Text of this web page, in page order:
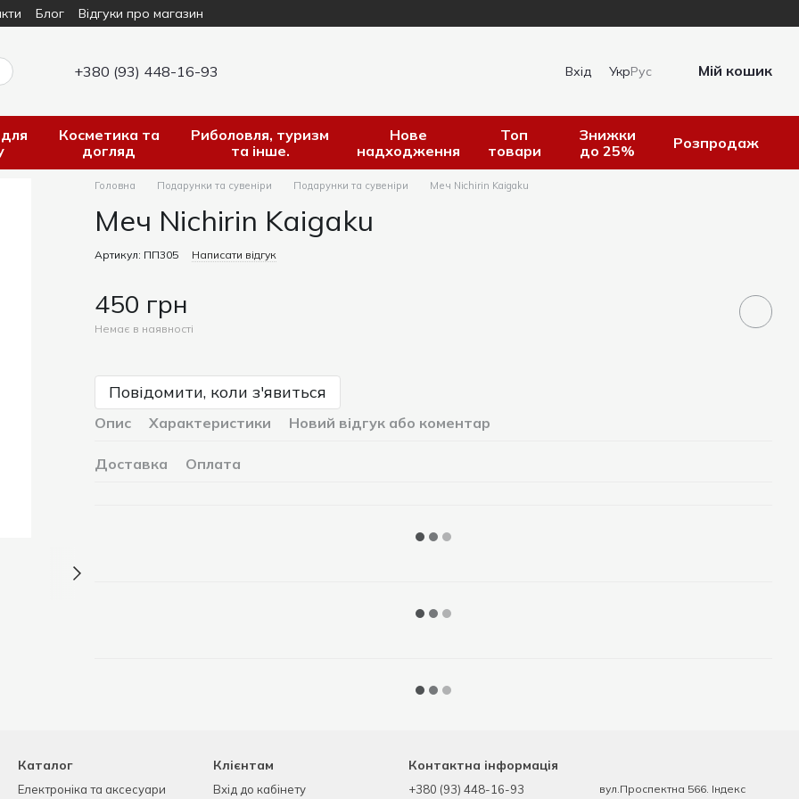
Блог Відгуки про магазин
+380 (93) 448-16-93 Вхід УкрРус Мій кошик
Косметика та
догляд
Риболовля, туризм
та інше.
Нове
надходження
Топ
товари
Знижки
до 25%
Розпродаж
Головна Подарунки та сувеніри Подарунки та сувеніри Меч Nichirin Kaigaku
Меч Nichirin Kaigaku
Артикул: ПП305 Написати відгук
450 грн
Немає в наявності
Повідомити, коли з'явиться
Опис Характеристики Новий відгук або коментар
Доставка Оплата
Каталог
Електроніка та аксесуари
Клієнтам
Вхід до кабінету
Контактна інформація
+380 (93) 448-16-93
вул.Проспектна 566. Індекс